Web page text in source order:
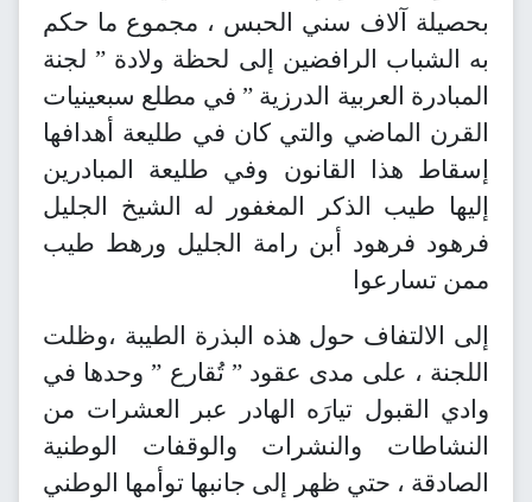
بحصيلة آلاف سني الحبس ، مجموع ما حكم
به الشباب الرافضين إلى لحظة ولادة ” لجنة
المبادرة العربية الدرزية ” في مطلع سبعينيات
القرن الماضي والتي كان في طليعة أهدافها
إسقاط هذا القانون وفي طليعة المبادرين
إليها طيب الذكر المغفور له الشيخ الجليل
فرهود فرهود أبن رامة الجليل ورهط طيب
ممن تسارعوا
إلى الالتفاف حول هذه البذرة الطيبة ،وظلت
اللجنة ، على مدى عقود ” تُقارع ” وحدها في
وادي القبول تيارَه الهادر عبر العشرات من
النشاطات والنشرات والوقفات الوطنية
الصادقة ، حتي ظهر إلى جانبها توأمها الوطني